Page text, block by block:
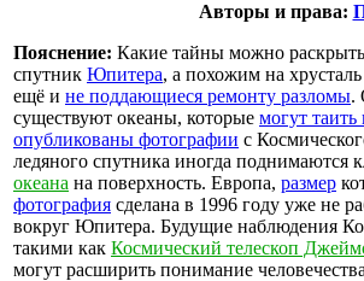
Авторы и права:
Пояснение: Какие тайны можно
спутник Юпитера, а похожим на
ещё и не поддающиеся ремонту разломы.
существуют океаны, которые могут таить
опубликованы фотографии с
ледяного спутника иногда поднимаются
океана на поверхность. Европа, размер
фотография сделана в 1996 году уже не
вокруг Юпитера. Будущие наблюдения
такими как Космический телескоп
могут расширить понимание